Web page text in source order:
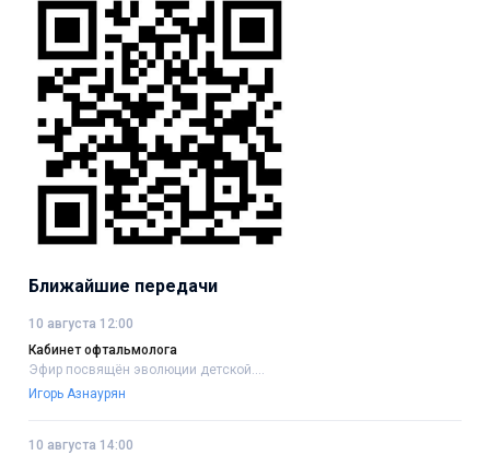
Ближайшие передачи
10 августа 12:00
Кабинет офтальмолога
Эфир посвящён эволюции детской....
Игорь Азнаурян
10 августа 14:00